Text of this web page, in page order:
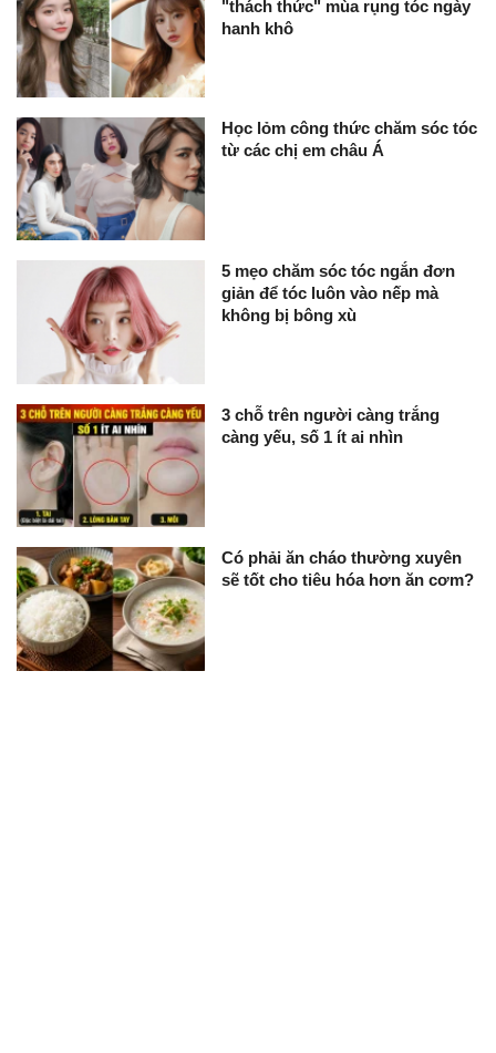
"thách thức" mùa rụng tóc ngày
hanh khô
Học lỏm công thức chăm sóc tóc
từ các chị em châu Á
5 mẹo chăm sóc tóc ngắn đơn
giản để tóc luôn vào nếp mà
không bị bông xù
3 chỗ trên người càng trắng
càng yếu, số 1 ít ai nhìn
Có phải ăn cháo thường xuyên
sẽ tốt cho tiêu hóa hơn ăn cơm?